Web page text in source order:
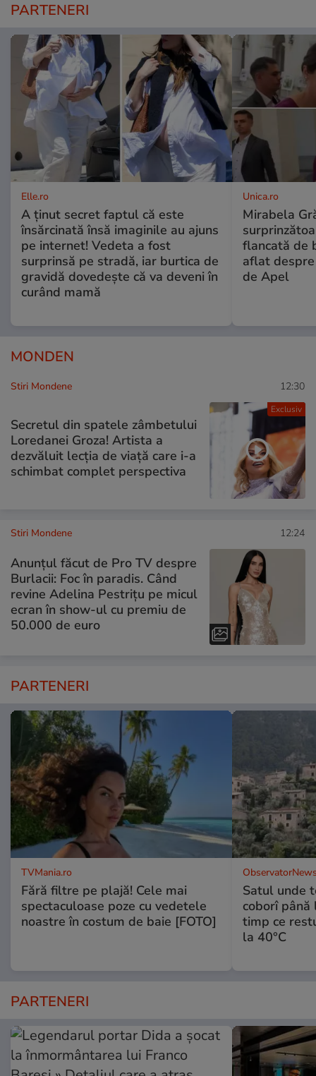
PARTENERI
Elle.ro
A ținut secret faptul că este
însărcinată însă imaginile au ajuns
pe internet! Vedeta a fost
surprinsă pe stradă, iar burtica de
gravidă dovedește că va deveni în
curând mamă
Unica.ro
Mirabela
flancată de
aflat
de Apel
MONDEN
Exclusiv
Stiri Mondene 12:30
Secretul din spatele zâmbetului
Loredanei Groza! Artista a
dezvăluit lecția de viață care i-a
schimbat complet perspectiva
Stiri Mondene 12:24
Anunțul făcut de Pro TV despre
Burlacii: Foc în paradis. Când
revine Adelina Pestrițu pe micul
ecran în show-ul cu premiu de
50.000 de euro
PARTENERI
TVMania.ro
Fără filtre pe plajă! Cele mai
spectaculoase poze cu vedetele
noastre în costum de baie [FOTO]
Satul unde
coborî până
timp ce
la 40°C
PARTENERI